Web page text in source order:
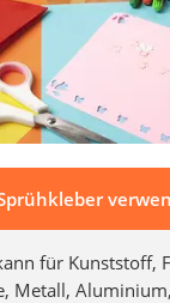
für Kunststoff,
Metall,